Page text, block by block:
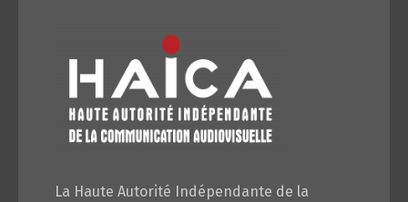
La Haute Autorité Indépendante de la